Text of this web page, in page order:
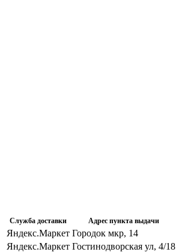
Служба доставки Адрес пункта выдачи
Яндекс.Маркет Городок мкр, 14
Яндекс.Маркет Гостинодворская ул, 4/18